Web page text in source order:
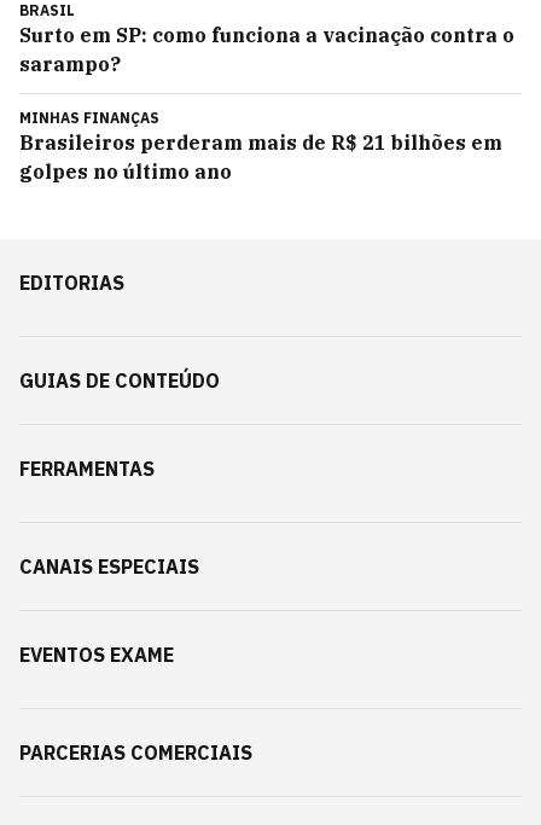
BRASIL
Surto em SP: como funciona a vacinação contra o
sarampo?
MINHAS FINANÇAS
Brasileiros perderam mais de R$ 21 bilhões em
golpes no último ano
EDITORIAS
GUIAS DE CONTEÚDO
FERRAMENTAS
CANAIS ESPECIAIS
EVENTOS EXAME
PARCERIAS COMERCIAIS